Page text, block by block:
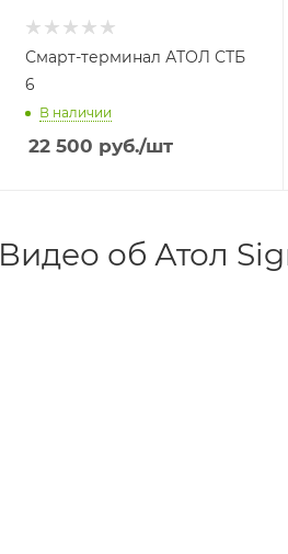
Смарт-терминал АТОЛ СТБ
6
В наличии
22 500 руб./шт
Видео об Атол